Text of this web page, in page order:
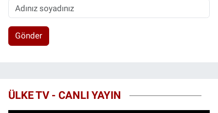
Gönder
ÜLKE TV - CANLI YAYIN